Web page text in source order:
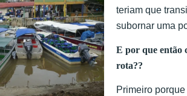
teriam que
subornar uma
E por que então
rota??
Primeiro